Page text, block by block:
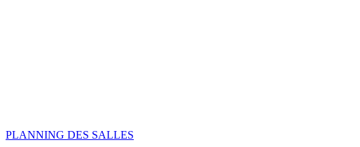
PLANNING DES SALLES